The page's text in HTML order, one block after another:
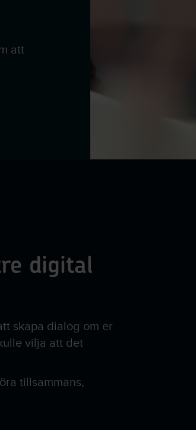
att
digital
skapa dialog om er
vilja att det
tillsammans,